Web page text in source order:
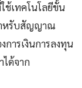
ช้เทคโนโลยีขั้น
หรับสัญญาณ
การเงินการลงทุน
ด้จาก